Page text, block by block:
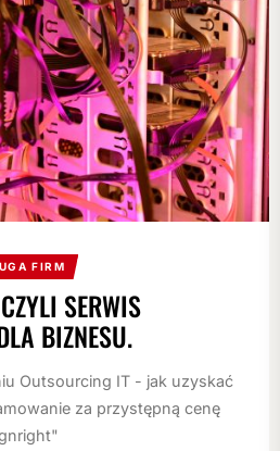
FIRM
SERWIS
BIZNESU.
Outsourcing IT - jak uzyskać
za przystępną cenę